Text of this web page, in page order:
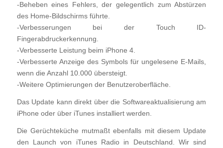
-Beheben eines Fehlers, der gelegentlich zum Abstürzen
des Home-Bildschirms führte.
-Verbesserungen bei der Touch ID-
Fingerabdruckerkennung.
-Verbesserte Leistung beim iPhone 4.
-Verbesserte Anzeige des Symbols für ungelesene E-Mails,
wenn die Anzahl 10.000 übersteigt.
-Weitere Optimierungen der Benutzeroberfläche.
Das Update kann direkt über die Softwareaktualisierung am
iPhone oder über iTunes installiert werden.
Die Gerüchteküche mutmaßt ebenfalls mit diesem Update
den Launch von iTunes Radio in Deutschland. Wir sind